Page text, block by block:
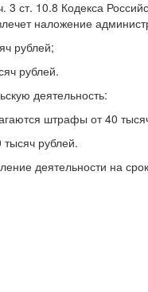
3 ст. 10.8 Кодекса
наложение
рублей;
рублей.
деятельность:
штрафы от 40
рублей.
деятельности на